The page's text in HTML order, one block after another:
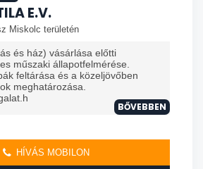
E.V.
Miskolc területén
és ház) vásárlása előtti
műszaki állapotfelmérése.
feltárása és a közeljövőben
meghatározása.
BŐVEBBEN
HÍVÁS MOBILON